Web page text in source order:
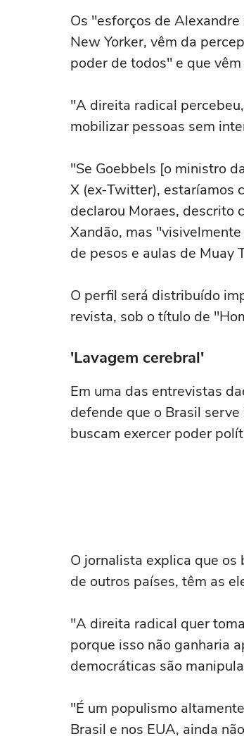
Os "esforços de
New Yorker, vêm da
poder de todos" e que
"A direita radical
mobilizar pessoas sem
"Se Goebbels [o ministro
X (ex-Twitter), estaríamos
declarou Moraes, descrito
Xandão, mas
de pesos e aulas de Muay
O perfil será distribuído
revista, sob o título de
'Lavagem cerebral'
Em uma das entrevistas
defende que o Brasil
buscam exercer poder
O jornalista explica que
de outros países, têm as
"A direita radical quer
porque isso não ganharia
democráticas são
"É um populismo
Brasil e nos EUA, ainda